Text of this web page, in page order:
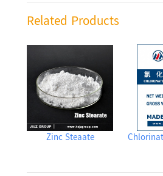
Related Products
Zinc Steaate